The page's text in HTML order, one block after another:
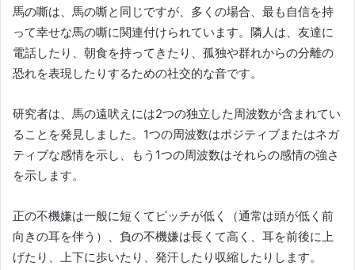
馬の嘶は、馬の嘶と同じですが、多くの場合、最も自信を持
って幸せな馬の嘶に関連付けられています。 隣人は、友達に
電話したり、朝食を持ってきたり、孤独や群れからの分離の
恐れを表現したりするための社交的な音です。
研究者は、馬の遠吠えには2つの独立した周波数が含まれてい
ることを発見しました。1つの周波数はポジティブまたはネガ
ティブな感情を示し、もう1つの周波数はそれらの感情の強さ
を示します。
正の不機嫌は一般に短くてピッチが低く（通常は頭が低く前
向きの耳を伴う）、負の不機嫌は長くて高く、耳を前後に上
げたり、上下に歩いたり、発汗したり収縮したりします。